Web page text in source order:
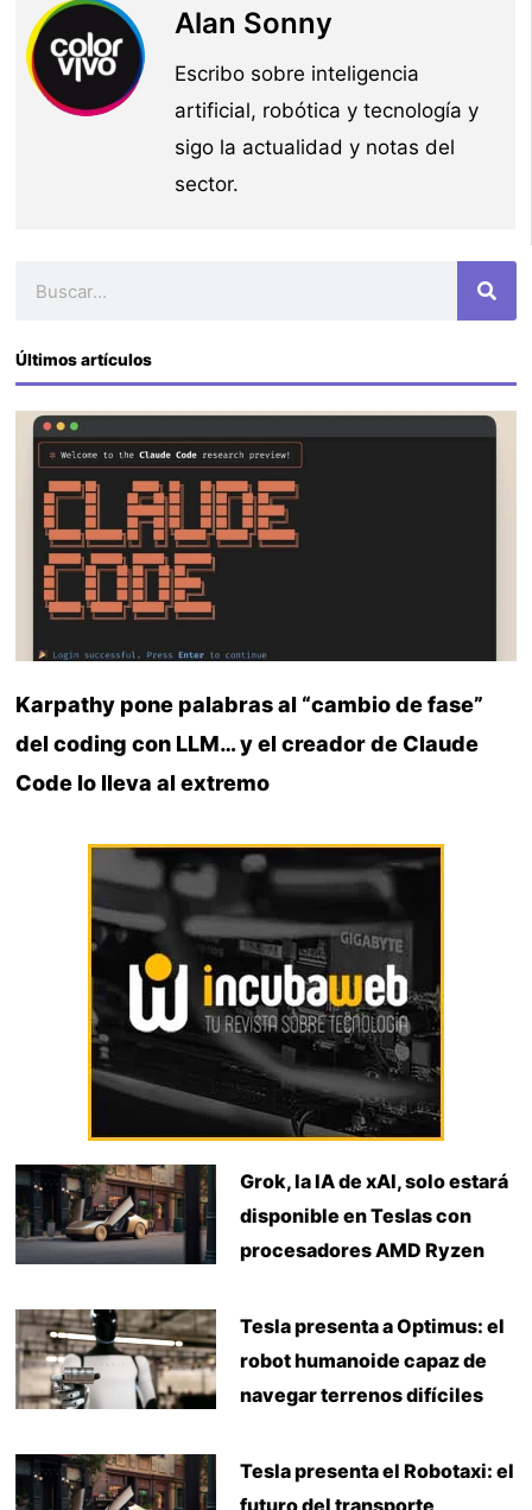
Alan Sonny
Escribo sobre inteligencia
artificial, robótica y tecnología y
sigo la actualidad y notas del
sector.
Últimos artículos
Karpathy pone palabras al “cambio de fase”
del coding con LLM… y el creador de Claude
Code lo lleva al extremo
Grok, la IA de xAI, solo estará
disponible en Teslas con
procesadores AMD Ryzen
Tesla presenta a Optimus: el
robot humanoide capaz de
navegar terrenos difíciles
Tesla presenta el Robotaxi: el
futuro del transporte